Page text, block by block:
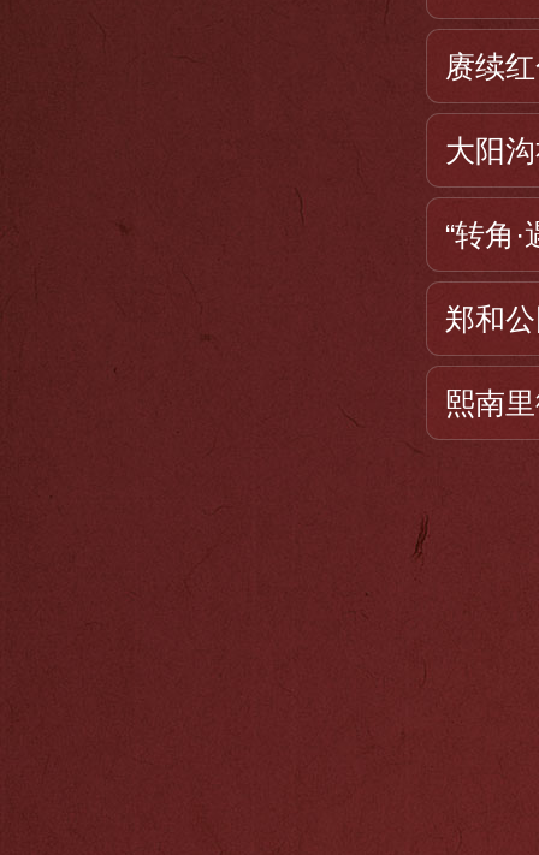
赓续
大阳
“转角
郑和
熙南